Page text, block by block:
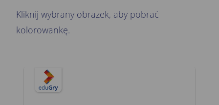
Kliknij wybrany obrazek, aby pobrać
kolorowankę.